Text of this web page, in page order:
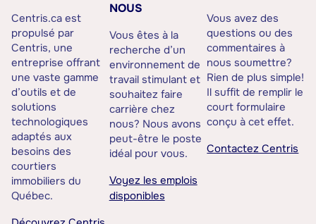
Centris.ca est
propulsé par
Centris, une
entreprise offrant
une vaste gamme
d’outils et de
solutions
technologiques
adaptés aux
besoins des
courtiers
immobiliers du
Québec.
NOUS
Vous êtes à la
recherche d’un
environnement de
travail stimulant et
souhaitez faire
carrière chez
nous? Nous avons
peut-être le poste
idéal pour vous.
Voyez les emplois
disponibles
Vous avez des
questions ou des
commentaires à
nous soumettre?
Rien de plus simple!
Il suffit de remplir le
court formulaire
conçu à cet effet.
Contactez Centris